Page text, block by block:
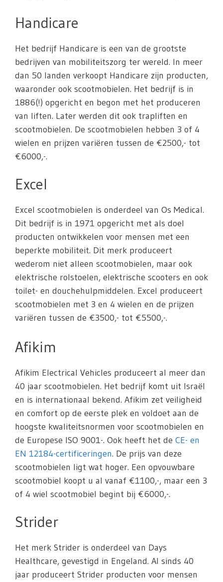
Handicare
Het bedrijf Handicare is een van de grootste
bedrijven van mobiliteitszorg ter wereld. In meer
dan 50 landen verkoopt Handicare zijn producten,
waaronder ook scootmobielen. Het bedrijf is in
1886(!) opgericht en begon met het produceren
van liften. Later werden dit ook trapliften en
scootmobielen. De scootmobielen hebben 3 of 4
wielen en prijzen variëren tussen de €2500,- tot
€6000,-.
Excel
Excel scootmobielen is onderdeel van Os Medical.
Dit bedrijf is in 1971 opgericht met als doel
producten ontwikkelen voor mensen met een
beperkte mobiliteit. Dit merk produceert
wederom niet alleen scootmobielen, maar ook
elektrische rolstoelen, elektrische scooters en ook
toilet- en douchehulpmiddelen. Excel produceert
scootmobielen met 3 en 4 wielen en de prijzen
variëren tussen de €3500,- tot €5500,-.
Afikim
Afikim Electrical Vehicles produceert al meer dan
40 jaar scootmobielen. Het bedrijf komt uit Israël
en is internationaal bekend. Afikim zet veiligheid
en comfort op de eerste plek en voldoet aan de
hoogste kwaliteitsnormen voor scootmobielen en
de Europese ISO 9001-. Ook heeft het de CE- en
EN 12184-certificeringen. De prijs van deze
scootmobielen ligt wat hoger. Een opvouwbare
scootmobiel koopt u al vanaf €1100,-, maar een 3
of 4 wiel scootmobiel begint bij €6000,-.
Strider
Het merk Strider is onderdeel van Days
Healthcare, gevestigd in Engeland. Al sinds 40
jaar produceert Strider producten voor mensen